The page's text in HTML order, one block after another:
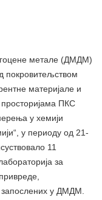
метале (ДМДМ)
покровитељством
материјале и
ПКС
у хемији
у периоду од 21-
11
за
запослених у ДМДМ.